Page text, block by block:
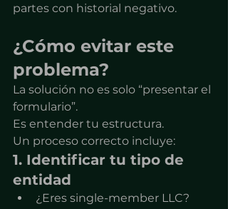
partes con historial negativo.
¿Cómo evitar este
problema?
La solución no es solo “presentar el
formulario”.
Es entender tu estructura.
Un proceso correcto incluye:
1. Identificar tu tipo de
entidad
¿Eres single-member LLC?